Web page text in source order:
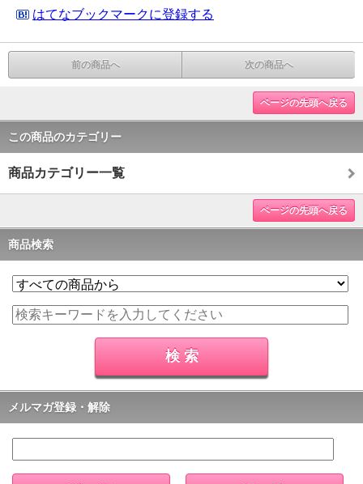
はてなブックマークに登録する
前の商品へ 次の商品へ
ページの先頭へ戻る
この商品のカテゴリー
商品カテゴリー一覧
ページの先頭へ戻る
商品検索
メルマガ登録・解除